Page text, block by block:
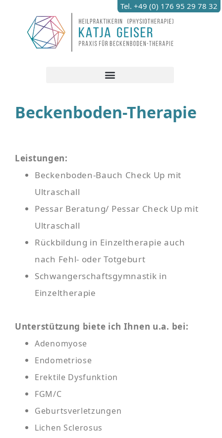
Tel. +49 (0) 176 95 29 78 32
Beckenboden-Therapie
Leistungen:
Beckenboden-Bauch Check Up mit
Ultraschall
Pessar Beratung/ Pessar Check Up mit
Ultraschall
Rückbildung in Einzeltherapie auch
nach Fehl- oder Totgeburt
Schwangerschaftsgymnastik in
Einzeltherapie
Unterstützung biete ich Ihnen u.a. bei:
Adenomyose
Endometriose
Erektile Dysfunktion
FGM/C
Geburtsverletzungen
Lichen Sclerosus